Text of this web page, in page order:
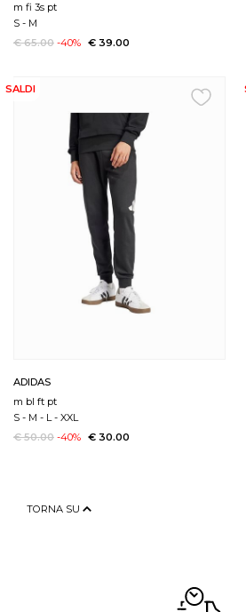
m fi 3s pt
S - M
€ 65.00 -40% € 39.00
SALDI
ADIDAS
m bl ft pt
S - M - L- XXL
€ 50.00 -40% € 30.00
TORNA SU